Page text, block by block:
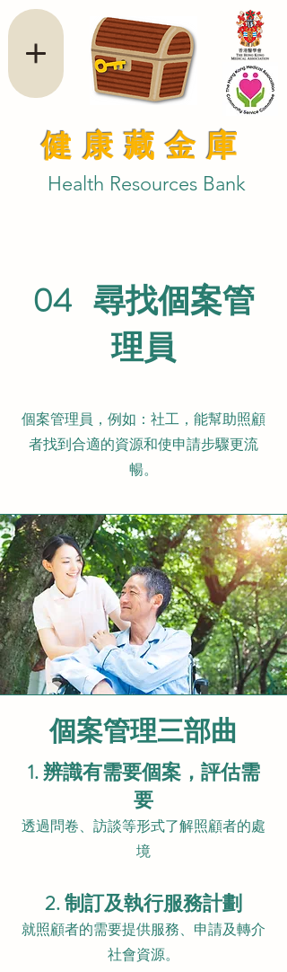
健康藏金庫
Health Resources Bank
04 尋找個案管
理員
​個案管理員，例如：社工，能幫助照顧
者找到合適的資源和使申請步驟更流
暢。
個案管理三部曲
1. 辨識有需要個案，評估需
要
透過問卷、訪談等形式了解照顧者的處
境
2. 制訂及執行服務計劃
就照顧者的需要提供服務、申請及轉介
社會資源。